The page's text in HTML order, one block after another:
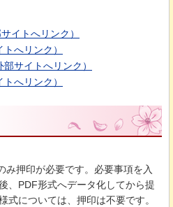
イトへリンク）
へリンク）
サイトへリンク）
へリンク）
み押印が必要です。必要事項を入
、PDF形式へデータ化してから提
式については、押印は不要です。